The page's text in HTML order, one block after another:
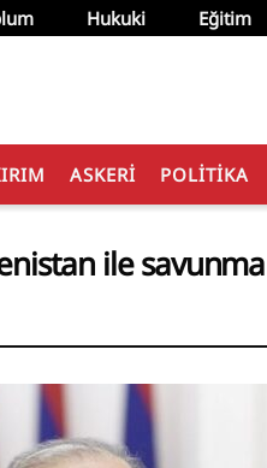
Hukuki Eğitim
ASKERI POLITIKA
ile